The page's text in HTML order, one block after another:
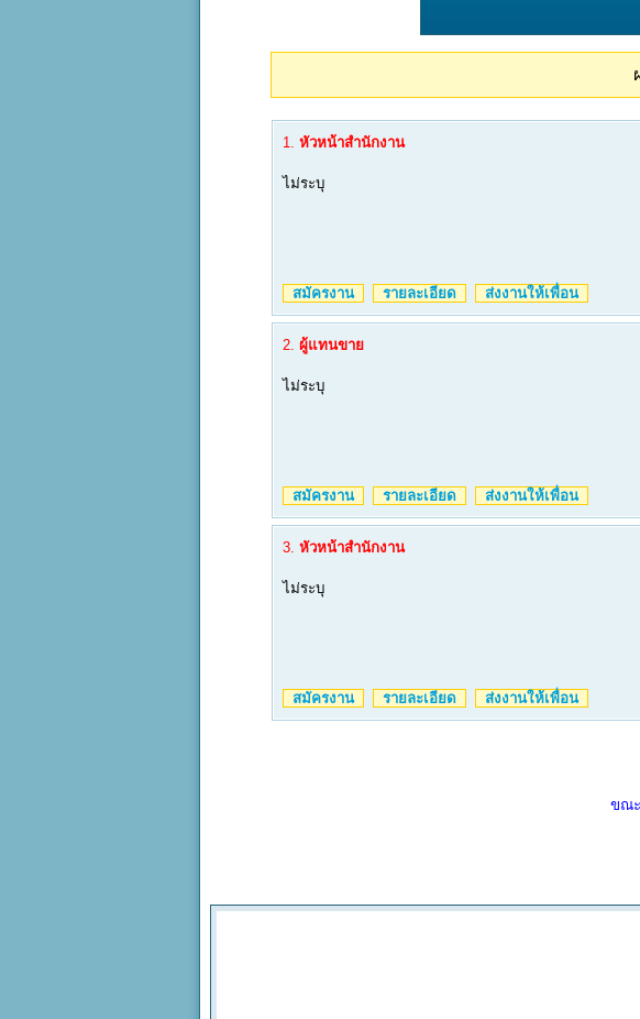
1. หัวหน้าสำนักงาน
ไม่ระบุ
สมัครงาน รายละเอียด ส่งงานให้เพื่อน
2. ผู้แทนขาย
ไม่ระบุ
สมัครงาน รายละเอียด ส่งงานให้เพื่อน
3. หัวหน้าสำนักงาน
ไม่ระบุ
สมัครงาน รายละเอียด ส่งงานให้เพื่อน
ขณ